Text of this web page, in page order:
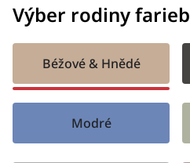
Výber rodiny farieb
Béžové & Hnědé
Modré